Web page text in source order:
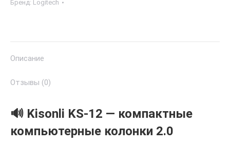
Бренд: Logitech
Описание
Отзывы (0)
🔊 Kisonli KS-12 — компактные
компьютерные колонки 2.0